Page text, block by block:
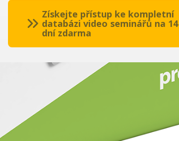
Získejte přístup ke kompletní
databázi video seminářů na 14
dní zdarma